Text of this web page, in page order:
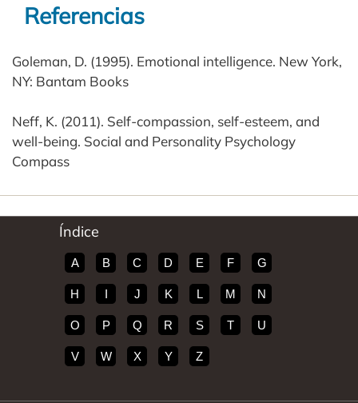
Referencias
Goleman, D. (1995). Emotional intelligence. New York,
NY: Bantam Books
Neff, K. (2011). Self-compassion, self-esteem, and
well-being. Social and Personality Psychology
Compass
Índice
A B C D E F G
H I J K L M N
O P Q R S T U
V W X Y Z